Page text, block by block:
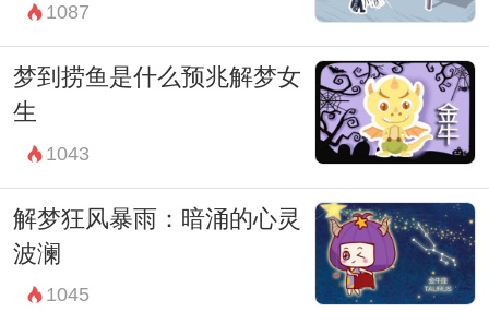
1087
梦到捞鱼是什么预兆解梦女
生
1043
解梦狂风暴雨：暗涌的心灵
波澜
1045